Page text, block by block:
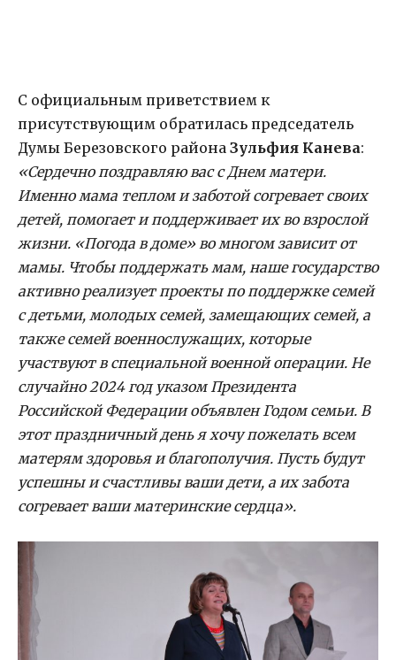
С официальным приветствием к
присутствующим обратилась председатель
Думы Березовского района Зульфия Канева:
«Сердечно поздравляю вас с Днем матери.
Именно мама теплом и заботой согревает своих
детей, помогает и поддерживает их во взрослой
жизни. «Погода в доме» во многом зависит от
мамы. Чтобы поддержать мам, наше государство
активно реализует проекты по поддержке семей
с детьми, молодых семей, замещающих семей, а
также семей военнослужащих, которые
участвуют в специальной военной операции. Не
случайно 2024 год указом Президента
Российской Федерации объявлен Годом семьи. В
этот праздничный день я хочу пожелать всем
матерям здоровья и благополучия. Пусть будут
успешны и счастливы ваши дети, а их забота
согревает ваши материнские сердца».